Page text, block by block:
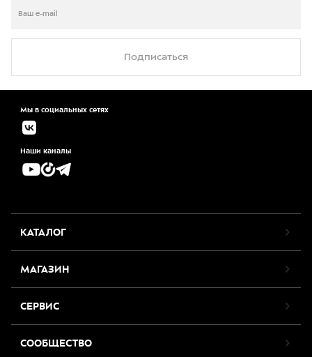
Подписаться
Мы в социальных сетях
Наши каналы
КАТАЛОГ
МАГАЗИН
СЕРВИС
СООБЩЕСТВО